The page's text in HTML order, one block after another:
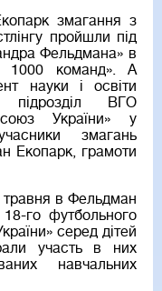
змагання з
пройшли під
Фельдмана» в
1000 команд». А
науки і освіти
ВГО
союз України» у
змагань
Екопарк, грамоти
в Фельдман
го футбольного
серед дітей
участь в них
навчальних